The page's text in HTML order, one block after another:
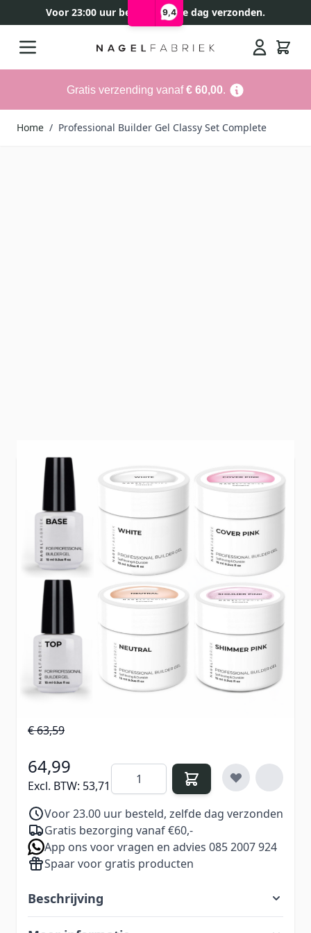
9,4
Voor 23:00 uur besteld, zelfde dag verzonden.
Gratis verzending vanaf€ 60,00.
Home / Professional Builder Gel Classy Set Complete
Met de
Professional Builder Gel Classy Set
geef je jouw nagels de verzorging en stevigheid
die ze verdienen. Deze set bevat vier prachtige
builder gel kleuren, speciaal samengesteld om
je nagels een klassieke, elegante en stralende
uitstraling te geven. Of je nu houdt van een
subtiele neutrale tint of juist een roze shimmer
set, met deze set heb je altijd de juiste kleur bij
de hand.
€ 76,94
€ 63,59
64,99
Excl. BTW: 53,71
Aantal
Voor 23.00 uur besteld, zelfde dag verzonden
Gratis bezorging vanaf €60,-
App ons voor vragen en advies 085 2007 924
Spaar voor gratis producten
Beschrijving